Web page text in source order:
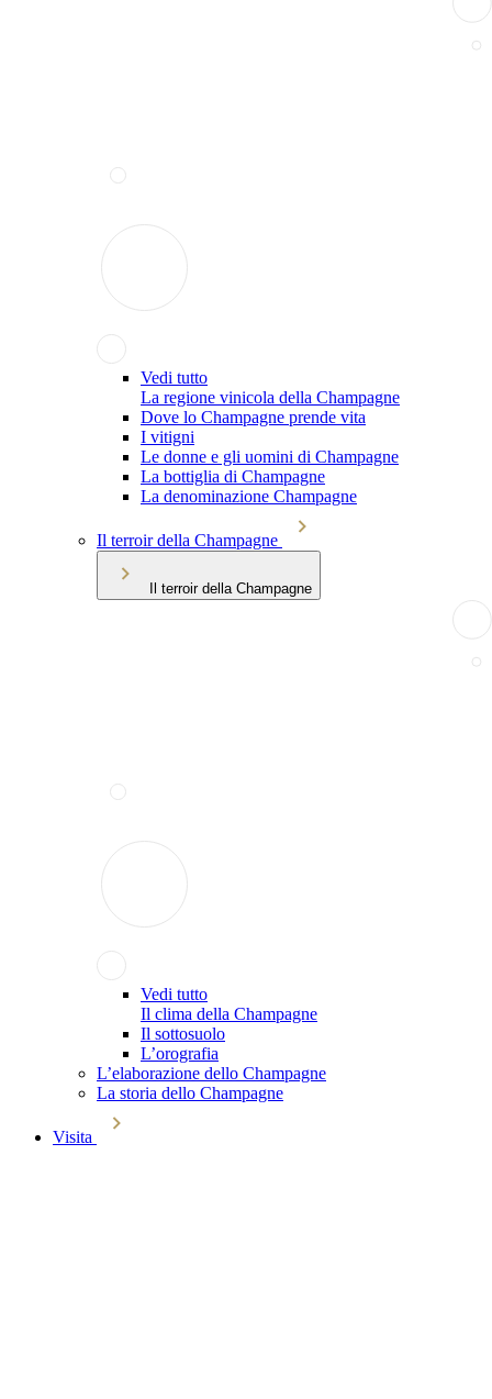
Vedi tutto
La regione vinicola della Champagne
Dove lo Champagne prende vita
I vitigni
Le donne e gli uomini di Champagne
La bottiglia di Champagne
La denominazione Champagne
Il terroir della Champagne
Il terroir della Champagne
Vedi tutto
Il clima della Champagne
Il sottosuolo
L’orografia
L’elaborazione dello Champagne
La storia dello Champagne
Visita